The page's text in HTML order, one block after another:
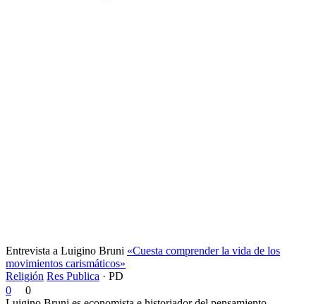
Entrevista a Luigino Bruni «Cuesta comprender la vida de los
movimientos carismáticos»
Religión Res Publica · PD
0
0